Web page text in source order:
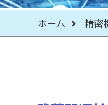
ホーム 精密